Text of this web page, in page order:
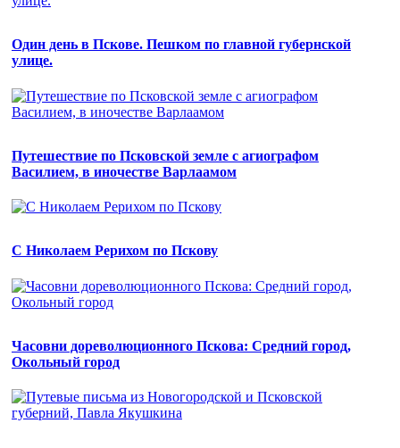
Один день в Пскове. Пешком по главной губернской
улице.
Путешествие по Псковской земле с агиографом
Василием, в иночестве Варлаамом
С Николаем Рерихом по Пскову
Часовни дореволюционного Пскова: Средний город,
Окольный город